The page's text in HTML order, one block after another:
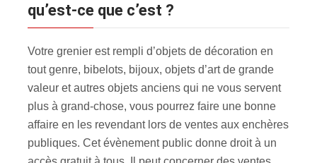
qu’est-ce que c’est ?
Votre grenier est rempli d’objets de décoration en
tout genre, bibelots, bijoux, objets d’art de grande
valeur et autres objets anciens qui ne vous servent
plus à grand-chose, vous pourrez faire une bonne
affaire en les revendant lors de ventes aux enchères
publiques. Cet évènement public donne droit à un